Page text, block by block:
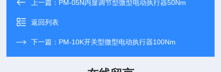
上一篇： PM-05N内显调节型微型电动执行器50Nm
返回列表
下一篇： PM-10K开关型微型电动执行器100Nm